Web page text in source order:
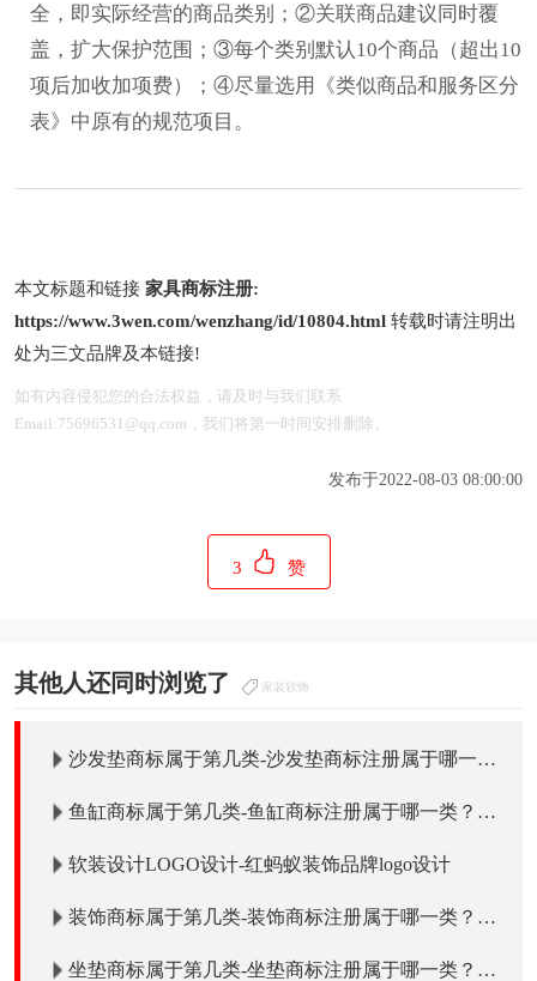
全，即实际经营的商品类别；②关联商品建议同时覆
盖，扩大保护范围；③每个类别默认10个商品（超出10
项后加收加项费）；④尽量选用《类似商品和服务区分
表》中原有的规范项目。
本文标题和链接 家具商标注册:
https://www.3wen.com/wenzhang/id/10804.html 转载时请注明出
处为三文品牌及本链接!
如有内容侵犯您的合法权益，请及时与我们联系
Email:75696531@qq.com，我们将第一时间安排删除。
发布于2022-08-03 08:00:00
3 赞
其他人还同时浏览了 家装软饰
沙发垫商标属于第几类-沙发垫商标注册属于哪一
鱼缸商标属于第几类-鱼缸商标注册属于哪一类？
软装设计LOGO设计-红蚂蚁装饰品牌logo设计
装饰商标属于第几类-装饰商标注册属于哪一类？
坐垫商标属于第几类-坐垫商标注册属于哪一类？